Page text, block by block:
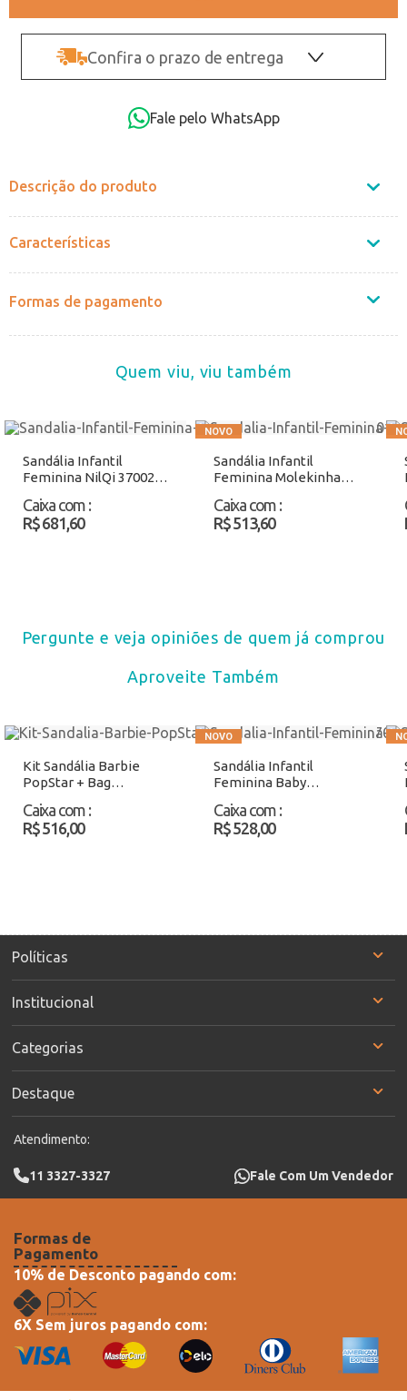
Confira o prazo de entrega
Fale pelo WhatsApp
Descrição do produto
Características
Formas de pagamento
Quem viu, viu também
Sandália Infantil
Feminina NilQi 37002
Caixa com :
R$ 681,60
Sandália Infantil
Feminina Molekinha
Atacado
Caixa com :
R$ 513,60
Pergunte e veja opiniões de quem já comprou
Aproveite Também
Kit Sandália Barbie
PopStar + Bag
Rosa Atacado
Caixa com :
R$ 516,00
Sandália Infantil
Feminina Baby
Rosa Atacado
Caixa com :
R$ 528,00
Políticas
Institucional
Categorias
Destaque
Atendimento:
11 3327-3327 Fale Com Um Vendedor
Formas de
Pagamento
10% de Desconto pagando com:
6X Sem juros pagando com: